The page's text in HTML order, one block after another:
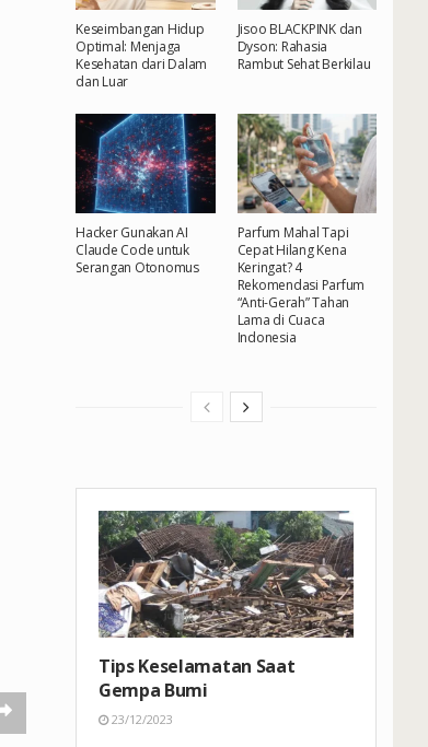
Keseimbangan Hidup
Optimal: Menjaga
Kesehatan dari Dalam
dan Luar
Jisoo BLACKPINK dan
Dyson: Rahasia
Rambut Sehat Berkilau
Hacker Gunakan AI
Claude Code untuk
Serangan Otonomus
Parfum Mahal Tapi
Cepat Hilang Kena
Keringat? 4
Rekomendasi Parfum
“Anti-Gerah” Tahan
Lama di Cuaca
Indonesia
Tips Keselamatan Saat
Gempa Bumi
23/12/2023